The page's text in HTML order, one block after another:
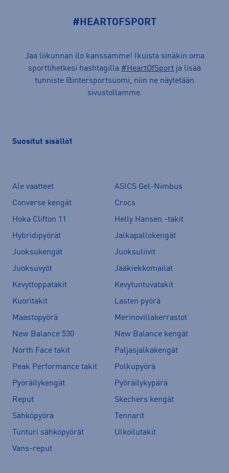
#HEARTOFSPORT
Jaa liikunnan ilo kanssamme! Ikuista sinäkin oma
sporttihetkesi hashtagilla #HeartOfSport ja lisää
tunniste @intersportsuomi, niin ne näytetään
sivustollamme.
Suositut sisällöt
Ale vaatteet
ASICS Gel-Nimbus
Converse kengät
Crocs
Hoka Clifton 11
Helly Hansen -takit
Hybridipyörät
Jalkapallokengät
Juoksukengät
Juoksuliivit
Juoksuvyöt
Jääkiekkomailat
Kevyttoppatakit
Kevytuntuvatakit
Kuoritakit
Lasten pyörä
Maastopyörä
Merinovillakerrastot
New Balance 530
New Balance kengät
North Face takit
Paljasjalkakengät
Peak Performance takit
Polkupyörä
Pyöräilykengät
Pyöräilykypärä
Reput
Skechers kengät
Sähköpyörä
Tennarit
Tunturi sähköpyörät
Ulkoilutakit
Vans-reput